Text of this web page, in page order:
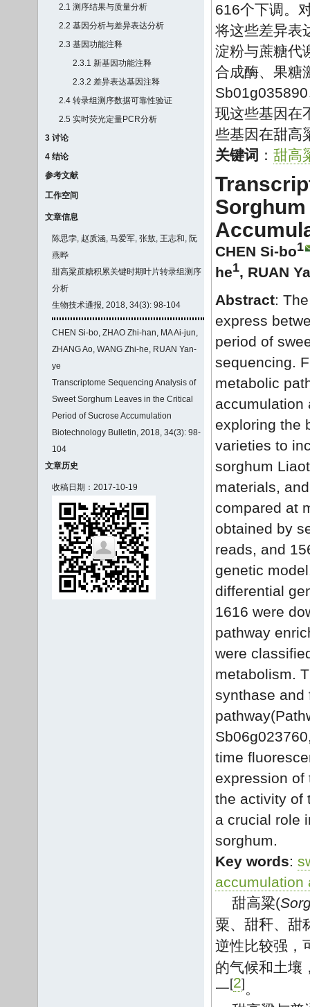
2.1 测序结果与质量分析
2.2 基因分析与差异表达分析
2.3 基因功能注释
2.3.1 新基因功能注释
2.3.2 差异表达基因注释
2.4 转录组测序数据可靠性验证
2.5 实时荧光定量PCR分析
3 讨论
4 结论
参考文献
工作空间
文章信息
陈思孛, 赵质涵, 马爱军, 张敖, 王志和, 阮
燕晔
甜高粱蔗糖积累关键时期叶片转录组测序
分析
生物技术通报, 2018, 34(3): 98-104
CHEN Si-bo, ZHAO Zhi-han, MA Ai-jun,
ZHANG Ao, WANG Zhi-he, RUAN Yan-
ye
Transcriptome Sequencing Analysis of
Sweet Sorghum Leaves in the Critical
Period of Sucrose Accumulation
Biotechnology Bulletin, 2018, 34(3): 98-
104
文章历史
收稿日期：2017-10-19
616个下调。
将这些差异表
淀粉与蔗糖代
合成酶、果糖
现这些基因在
些基因在甜高
关键词 ： 甜高
CHEN Si-bo1
he1, RUAN
Abstract:
express
period of
sequencing.
metabolic
accumulation
exploring the
varieties to
sorghum
materials,
compared at
obtained by
reads, and
genetic
differential
1616 were
pathway
were
metabolism.
synthase and
time
expression of
the activity of
a crucial role
sorghum.
Key words:
accumulation
甜高粱(
粟、甜秆、甜
逆性比较强，
的气候和土壤
一[2] 。